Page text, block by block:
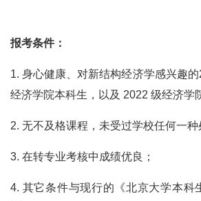
报考条件：
1. 身心健康、对新结构经济学感兴趣
经济学院本科生，以及 2022 级经济学
2. 无不及格课程，未受过学校任何一种
3. 在转专业考核中成绩优良；
4. 其它条件与现行的《北京大学本科